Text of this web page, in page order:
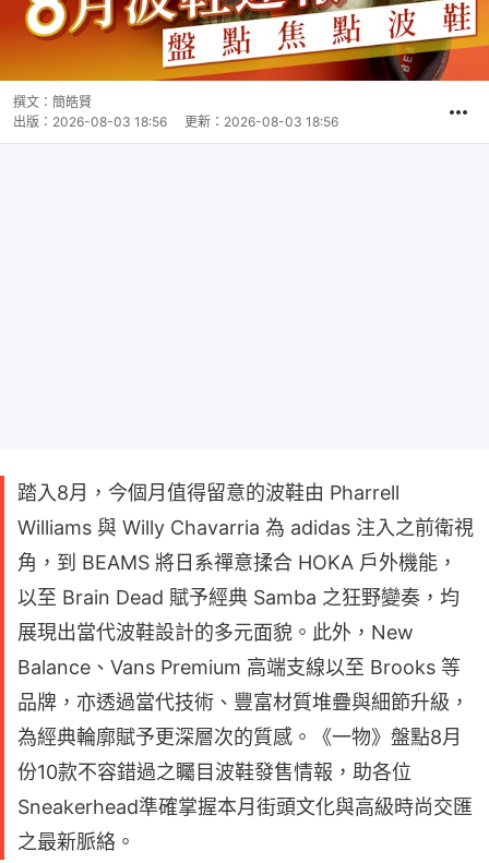
撰文： 簡皓賢
出版： 2026-08-03 18:56 更新： 2026-08-03 18:56
踏入8月，今個月值得留意的波鞋由 Pharrell
Williams 與 Willy Chavarria 為 adidas 注入之前衛視
角，到 BEAMS 將日系禪意揉合 HOKA 戶外機能，
以至 Brain Dead 賦予經典 Samba 之狂野變奏，均
展現出當代波鞋設計的多元面貌。此外，New
Balance、Vans Premium 高端支線以至 Brooks 等
品牌，亦透過當代技術、豐富材質堆疊與細節升級，
為經典輪廓賦予更深層次的質感。《一物》盤點8月
份10款不容錯過之矚目波鞋發售情報，助各位
Sneakerhead準確掌握本月街頭文化與高級時尚交匯
之最新脈絡。